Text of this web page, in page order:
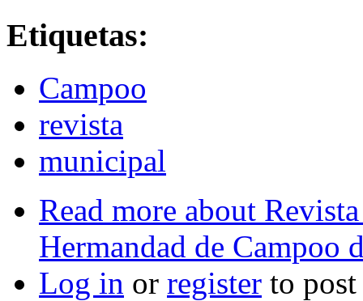
Etiquetas:
Campoo
revista
municipal
Read more about
Hermandad de Campoo
Log in or register to